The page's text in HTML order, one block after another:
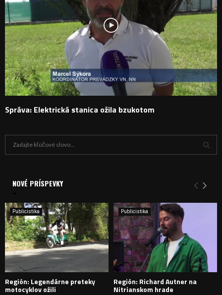
Správa: Elektrická stanica ožila bzukotom
i
e
:
Y
H
D
NOVÉ PRÍSPEVKY
Publicistika
Región: Legendárne preteky
motocyklov ožili
Publicistika
Región: Richard Autner na
Nitrianskom hrade